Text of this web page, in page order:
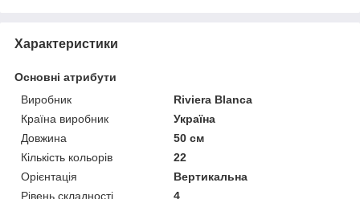
Характеристики
Основні атрибути
Виробник
Riviera Blanca
Країна виробник
Україна
Довжина
50 см
Кількість кольорів
22
Орієнтація
Вертикальна
Рівень складності
4